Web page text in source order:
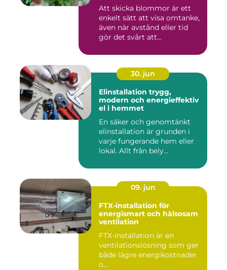
Att skicka blommor är ett
enkelt sätt att visa omtanke,
även när avstånd eller tid
gör det svårt att...
30. jun
Elinstallation trygg,
modern och energieffektiv
el i hemmet
En säker och genomtänkt
elinstallation är grunden i
varje fungerande hem eller
lokal. Allt från bely...
09. jun
FTX-installation för
energismart och hälsosam
ventilation
FTX-installation är en
ventilationslösning som ger
både lägre energikostnader
o...